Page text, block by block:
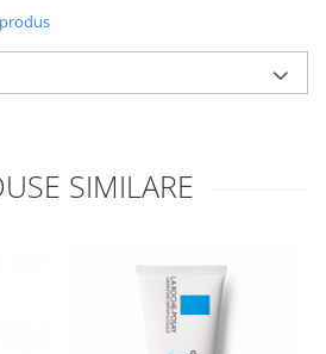
SIMILARE